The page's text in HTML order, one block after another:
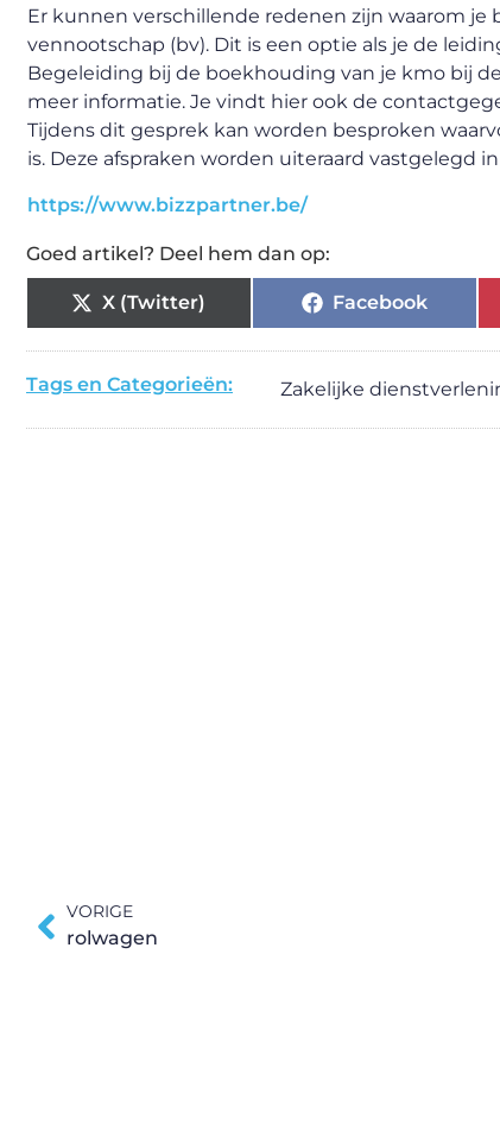
Er kunnen verschillende redenen zijn waarom
vennootschap (bv). Dit is een optie als je de
Begeleiding bij de boekhouding van je kmo bij
meer informatie. Je vindt hier ook de
Tijdens dit gesprek kan worden besproken
is. Deze afspraken worden uiteraard vastgelegd
https://www.bizzpartner.be/
Goed artikel? Deel hem dan op:
X (Twitter) Facebook
Tags en Categorieën: Zakelijke
VORIGE
rolwagen